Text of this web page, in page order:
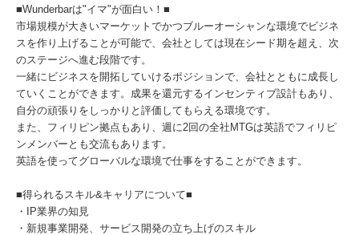
■Wunderbarは"イマ"が面白い！■
市場規模が大きいマーケットでかつブルーオーシャンな環境でビジネ
スを作り上げることが可能で、会社としては現在シード期を超え、次
のステージへ進む段階です。
一緒にビジネスを開拓していけるポジションで、会社とともに成長し
ていくことができます。成果を還元するインセンティブ設計もあり、
自分の頑張りをしっかりと評価してもらえる環境です。
また、フィリピン拠点もあり、週に2回の全社MTGは英語でフィリピ
ンメンバーとも交流もあります。
英語を使ってグローバルな環境で仕事をすることができます。
■得られるスキル&キャリアについて■
・IP業界の知見
・新規事業開発、サービス開発の立ち上げのスキル